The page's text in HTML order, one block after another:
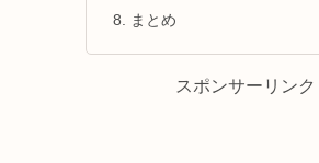
まとめ
スポンサーリンク